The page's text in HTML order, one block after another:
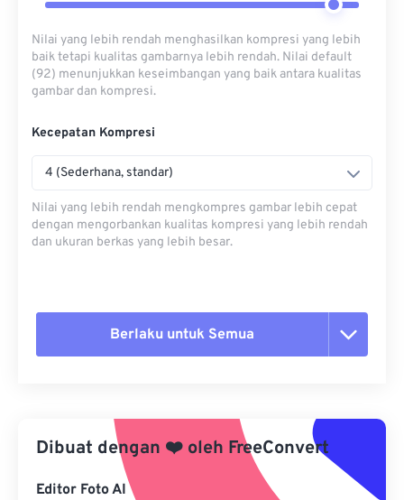
Nilai yang lebih rendah menghasilkan kompresi yang lebih
baik tetapi kualitas gambarnya lebih rendah. Nilai default
(92) menunjukkan keseimbangan yang baik antara kualitas
gambar dan kompresi.
Kecepatan Kompresi
4 (Sederhana, standar)
Nilai yang lebih rendah mengkompres gambar lebih cepat
dengan mengorbankan kualitas kompresi yang lebih rendah
dan ukuran berkas yang lebih besar.
Berlaku untuk Semua
Terapkan dari Preset
Simpan sebagai Preset
Dibuat dengan ❤️ oleh FreeConvert
Editor Foto AI